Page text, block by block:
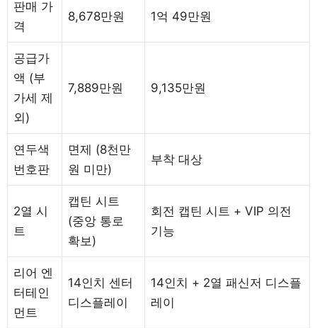
판매 가
격
8,678만원 1억 49만원
공급가
액 (부
가세 제
외)
7,889만원 9,135만원
연두색
번호판
면제 (8천만
원 미만)
부착 대상
2열 시
트
캡틴 시트
(중앙 통로
확보)
회전 캡틴 시트 + VIP 의전
기능
리어 엔
터테인
먼트
14인치 센터
디스플레이
14인치 + 2열 패신저 디스플
레이